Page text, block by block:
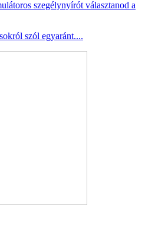
szegélynyírót választanod a
szól egyaránt....